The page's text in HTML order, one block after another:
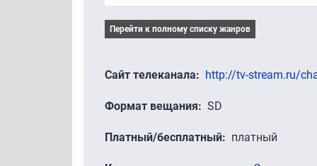
Перейти к полному списку жанров
Сайт телеканала http://tv-stream.ru/
Формат вещания SD
Платный/бесплатный платный